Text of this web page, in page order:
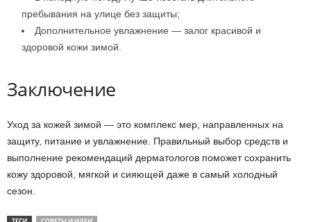
пребывания на улице без защиты;
Дополнительное увлажнение — залог красивой и
здоровой кожи зимой.
Заключение
Уход за кожей зимой — это комплекс мер, направленных на
защиту, питание и увлажнение. Правильный выбор средств и
выполнение рекомендаций дерматологов поможет сохранить
кожу здоровой, мягкой и сияющей даже в самый холодный
сезон.